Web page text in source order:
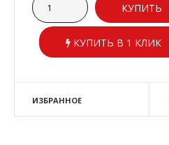
КУПИТЬ В 1 КЛИК
ИЗБРАННОЕ